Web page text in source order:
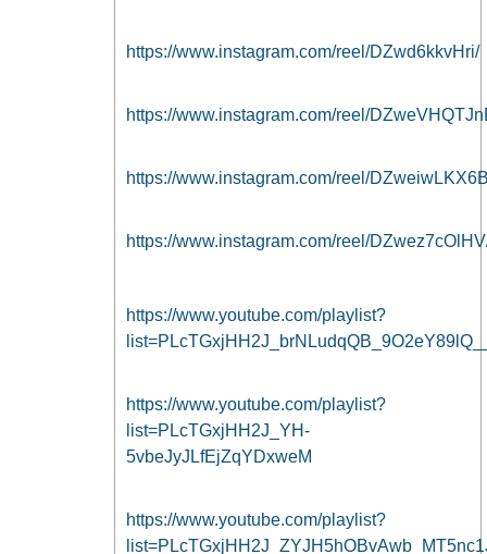
https://www.instagram.com/reel/DZwd6kkvHri/
https://www.instagram.com/reel/
https://www.instagram.com/reel/
https://www.instagram.com/reel/
https://www.youtube.com/playlist?
https://www.youtube.com/playlist?
list=PLcTGxjHH2J_YH-
5vbeJyJLfEjZqYDxweM
https://www.youtube.com/playlist?